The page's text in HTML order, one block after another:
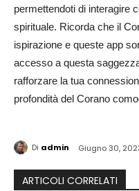
permettendoti di interagire
spirituale. Ricorda che il
ispirazione e queste app
accesso a questa
rafforzare la tua
profondità del Corano
Di admin Giugno 30,
ARTICOLI CORRELATI